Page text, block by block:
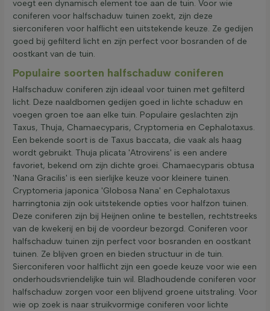
voegt een dynamisch element toe aan de tuin. Voor wie
coniferen voor halfschaduw tuinen zoekt, zijn deze
sierconiferen voor halflicht een uitstekende keuze. Ze gedijen
goed bij gefilterd licht en zijn perfect voor bosranden of de
oostkant van de tuin.
Populaire soorten halfschaduw coniferen
Halfschaduw coniferen zijn ideaal voor tuinen met gefilterd
licht. Deze naaldbomen gedijen goed in lichte schaduw en
voegen groen toe aan elke tuin. Populaire geslachten zijn
Taxus, Thuja, Chamaecyparis, Cryptomeria en Cephalotaxus.
Een bekende soort is de Taxus baccata, die vaak als haag
wordt gebruikt. Thuja plicata 'Atrovirens' is een andere
favoriet, bekend om zijn dichte groei. Chamaecyparis obtusa
'Nana Gracilis' is een sierlijke keuze voor kleinere tuinen.
Cryptomeria japonica 'Globosa Nana' en Cephalotaxus
harringtonia zijn ook uitstekende opties voor halfzon tuinen.
Deze coniferen zijn bij Heijnen online te bestellen, rechtstreeks
van de kwekerij en bij de voordeur bezorgd. Coniferen voor
halfschaduw tuinen zijn perfect voor bosranden en oostkant
tuinen. Ze blijven groen en bieden structuur in de tuin.
Sierconiferen voor halflicht zijn een goede keuze voor wie een
onderhoudsvriendelijke tuin wil. Bladhoudende coniferen voor
halfschaduw zorgen voor een blijvend groene uitstraling. Voor
wie op zoek is naar struikvormige coniferen voor lichte